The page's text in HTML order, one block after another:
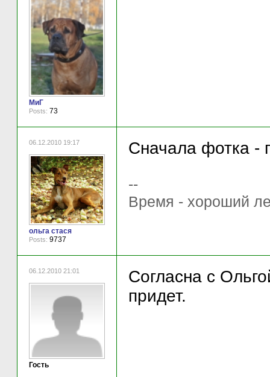
МиГ
Posts: 73
06.12.2010 19:17
ольга стася
Posts: 9737
Сначала фотка -
--
Время - хороший
06.12.2010 21:01
Гость
Согласна с
придет.